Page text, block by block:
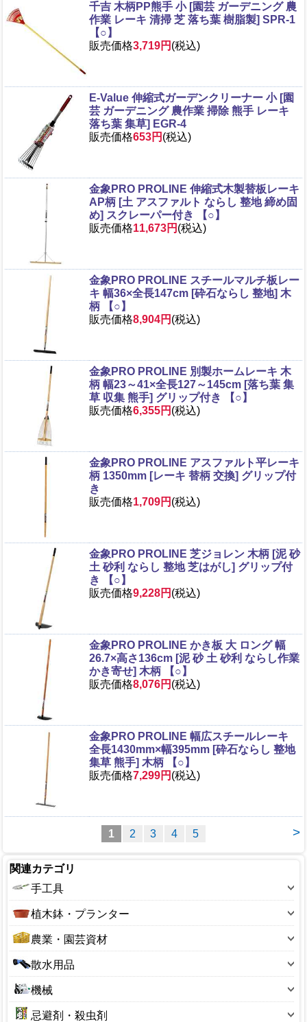
千吉 木柄PP熊手 小 [園芸 ガーデニング 農
作業 レーキ 清掃 芝 落ち葉 樹脂製] SPR-1
【○】
販売価格3,719円 (税込)
E-Value 伸縮式ガーデンクリーナー 小 [園
芸 ガーデニング 農作業 掃除 熊手 レーキ
落ち葉 集草] EGR-4
販売価格653円 (税込)
金象PRO PROLINE 伸縮式木製替板レーキ
AP柄 [土 アスファルト ならし 整地 締め固
め] スクレーパー付き 【○】
販売価格11,673円 (税込)
金象PRO PROLINE スチールマルチ板レー
キ 幅36×全長147cm [砕石ならし 整地] 木
柄 【○】
販売価格8,904円 (税込)
金象PRO PROLINE 別製ホームレーキ 木
柄 幅23～41×全長127～145cm [落ち葉 集
草 収集 熊手] グリップ付き 【○】
販売価格6,355円 (税込)
金象PRO PROLINE アスファルト平レーキ
柄 1350mm [レーキ 替柄 交換] グリップ付
き
販売価格1,709円 (税込)
金象PRO PROLINE 芝ジョレン 木柄 [泥 砂
土 砂利 ならし 整地 芝はがし] グリップ付
き 【○】
販売価格9,228円 (税込)
金象PRO PROLINE かき板 大 ロング 幅
26.7×高さ136cm [泥 砂 土 砂利 ならし作業
かき寄せ] 木柄 【○】
販売価格8,076円 (税込)
金象PRO PROLINE 幅広スチールレーキ
全長1430mm×幅395mm [砕石ならし 整地
集草 熊手] 木柄 【○】
販売価格7,299円 (税込)
>
1 2 3 4 5
関連カテゴリ
手工具
斧
鋏(ハサミ)
鉈(ナタ)
のこぎり(園芸用)
スコップ
レーキ・くまで
植木鉢・プランター
10～19型
20～29型
30～39型
40～49型
50～59型
農業・園芸資材
アルミ線・結束タイ
フルイ(園芸用)
ボトル・容器
ポリ缶
散水用品
散水ホース
散水ノズル
機械
刈払用品
忌避剤・殺虫剤